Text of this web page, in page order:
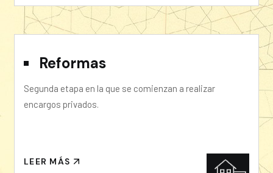
Reformas
Segunda etapa en la que se comienzan a realizar
encargos privados.
LEER MÁS